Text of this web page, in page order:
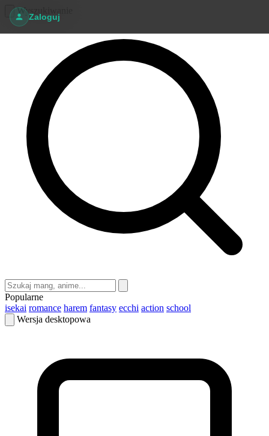
Zaloguj
Wyszukiwanie
Popularne
isekai romance harem fantasy ecchi action school
Wersja desktopowa